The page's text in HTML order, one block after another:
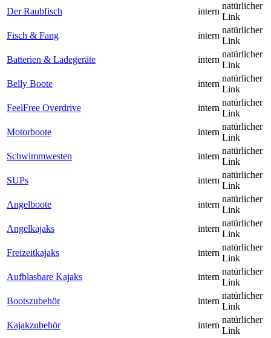
Der Raubfisch
intern
natürlicher
Link
Fisch & Fang
intern
natürlicher
Link
Batterien & Ladegeräte
intern
natürlicher
Link
Belly Boote
intern
natürlicher
Link
FeelFree Overdrive
intern
natürlicher
Link
Motorboote
intern
natürlicher
Link
Schwimmwesten
intern
natürlicher
Link
SUPs
intern
natürlicher
Link
Angelboote
intern
natürlicher
Link
Angelkajaks
intern
natürlicher
Link
Freizeitkajaks
intern
natürlicher
Link
Aufblasbare Kajaks
intern
natürlicher
Link
Bootszubehör
intern
natürlicher
Link
Kajakzubehör
intern
natürlicher
Link